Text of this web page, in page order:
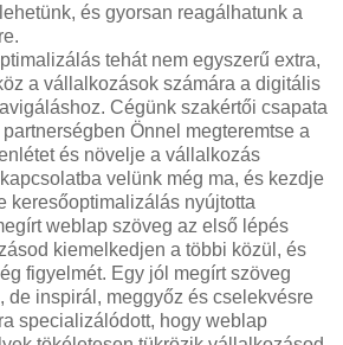
és gyorsan reagálhatunk a
tehát nem egyszerű extra,
a vállalkozások számára a digitális
Cégünk szakértői csapata
Önnel megteremtse a
és növelje a vállalkozás
velünk még ma, és kezdje
keresőoptimalizálás nyújtotta
weblap szöveg az első lépés
kiemelkedjen a többi közül, és
figyelmét. Egy jól megírt szöveg
de inspirál, meggyőz és cselekvésre
specializálódott, hogy weblap